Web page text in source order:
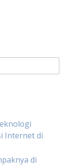
Internet di
di